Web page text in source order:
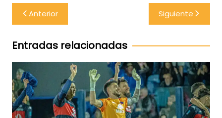
Navegación
de
entradas
Anterior Siguiente
Entradas relacionadas